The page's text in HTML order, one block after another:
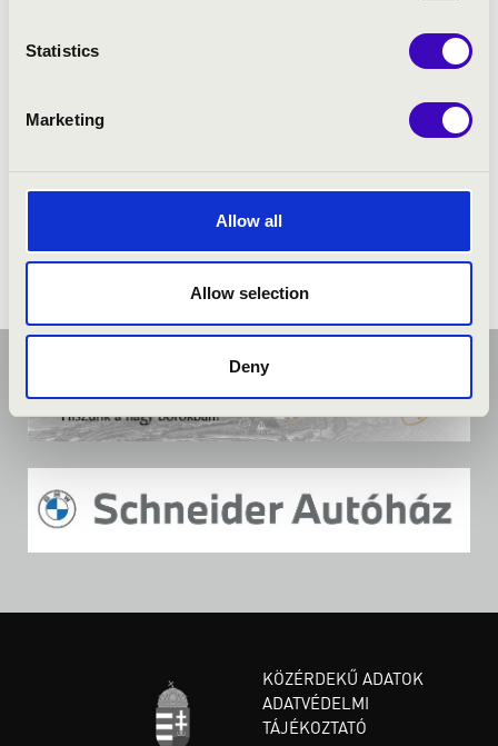
Statistics
Marketing
Allow all
Allow selection
Deny
Caccini: Ave Maria
Farkas Ferenc: Régi magyar táncok
Vierne: Final az 1. szimfoniából Op.14.
KÖZÉRDEKŰ ADATOK
ADATVÉDELMI
TÁJÉKOZTATÓ